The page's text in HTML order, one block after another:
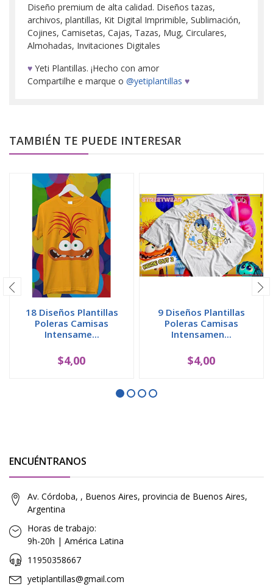
Diseño premium de alta calidad. Diseños tazas,
archivos, plantillas, Kit Digital Imprimible, Sublimación,
Cojines, Camisetas, Cajas, Tazas, Mug, Circulares,
Almohadas, Invitaciones Digitales
♥ Yeti Plantillas. ¡Hecho con amor
Compartilhe e marque o @yetiplantillas ♥
TAMBIÉN TE PUEDE INTERESAR
18 Diseños Plantillas
Poleras Camisas
Intensame...
$4,00
9 Diseños Plantillas
Poleras Camisas
Intensamen...
$4,00
ENCUÉNTRANOS
Av. Córdoba, , Buenos Aires, provincia de Buenos Aires,
Argentina
Horas de trabajo:
9h-20h | América Latina
11950358667
yetiplantillas@gmail.com